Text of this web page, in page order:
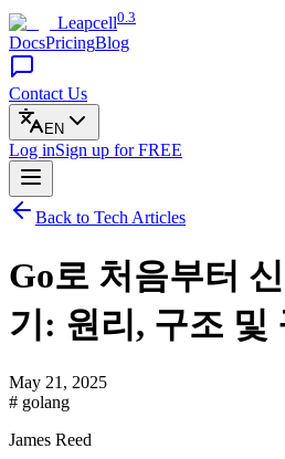
Leapcell0.3
DocsPricingBlog
Contact Us
EN
Log inSign up for FREE
Back to Tech Articles
Go로 처음부터
기: 원리, 구조 및
May 21, 2025
# golang
James Reed